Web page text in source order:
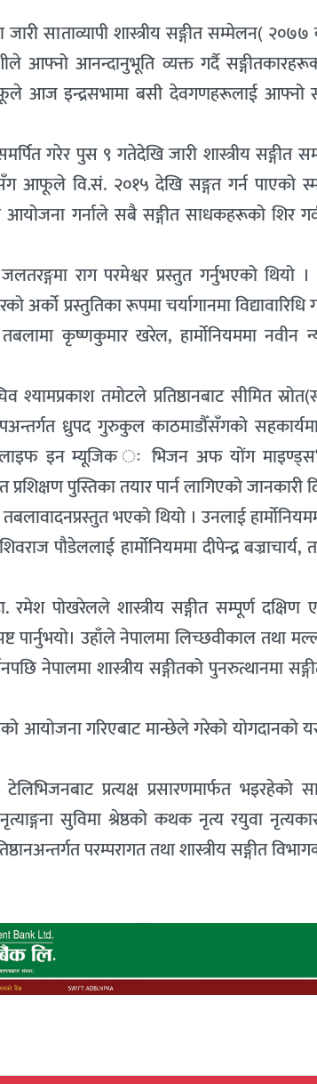
जारी साताव्यापी शास्त्रीय सङ्गीत सम्मेलन(
आफ्नो आनन्दानुभूति व्यक्त गर्दै
आज इन्द्रसभामा बसी देवगणहरूलाई आफ्नो
गरेर पुस ९ गतेदेखि जारी शास्त्रीय सङ्गीत
आफूले वि.सं. २०१५ देखि सङ्गत गर्न पाएको
आयोजना गर्नाले सबै सङ्गीत साधकहरूको शिर
राग परमेश्वर प्रस्तुत गर्नुभएको थियो ।
प्रस्तुतिका रूपमा चर्यागानमा विद्यावारिधि
कृष्णकुमार खरेल, हार्मोनियममा नवीन
श्यामप्रकाश तमोटले प्रतिष्ठानबाट सीमित
ध्रुपद गुरुकुल काठमाडौँसँगको
लाइफ इन म्यूजिक ः भिजन अफ योंग
पुस्तिका तयार पार्न लागिएको जानकारी
भएको थियो । उनलाई
पौडेललाई हार्मोनियममा दीपेन्द्र बज्राचार्य,
पोखरेलले शास्त्रीय सङ्गीत सम्पूर्ण दक्षिण
पार्नुभयो। उहाँले नेपालमा लिच्छवीकाल तथा
नेपालमा शास्त्रीय सङ्गीतको पुनरुत्थानमा
आयोजना गरिएबाट मान्छेले गरेको योगदानको
प्रत्यक्ष प्रसारणमार्फत भइरहेको
सुविमा श्रेष्ठको कथक नृत्य रयुवा
परम्परागत तथा शास्त्रीय सङ्गीत